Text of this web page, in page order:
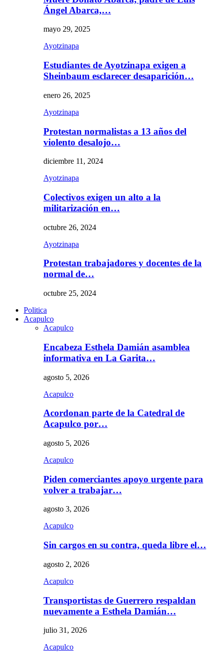
Ángel Abarca,…
mayo 29, 2025
Ayotzinapa
Estudiantes de Ayotzinapa exigen a
Sheinbaum esclarecer desaparición…
enero 26, 2025
Ayotzinapa
Protestan normalistas a 13 años del
violento desalojo…
diciembre 11, 2024
Ayotzinapa
Colectivos exigen un alto a la
militarización en…
octubre 26, 2024
Ayotzinapa
Protestan trabajadores y docentes de la
normal de…
octubre 25, 2024
Politica
Acapulco
Acapulco
Encabeza Esthela Damián asamblea
informativa en La Garita…
agosto 5, 2026
Acapulco
Acordonan parte de la Catedral de
Acapulco por…
agosto 5, 2026
Acapulco
Piden comerciantes apoyo urgente para
volver a trabajar…
agosto 3, 2026
Acapulco
Sin cargos en su contra, queda libre el…
agosto 2, 2026
Acapulco
Transportistas de Guerrero respaldan
nuevamente a Esthela Damián…
julio 31, 2026
Acapulco